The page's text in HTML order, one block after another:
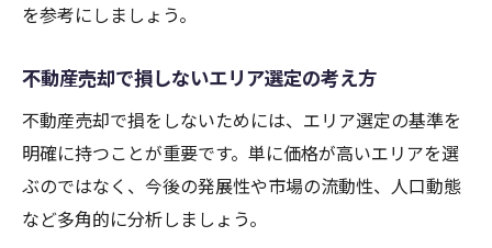
を参考にしましょう。
不動産売却で損しないエリア選定の考え方
不動産売却で損をしないためには、エリア選定の基準を
明確に持つことが重要です。単に価格が高いエリアを選
ぶのではなく、今後の発展性や市場の流動性、人口動態
など多角的に分析しましょう。